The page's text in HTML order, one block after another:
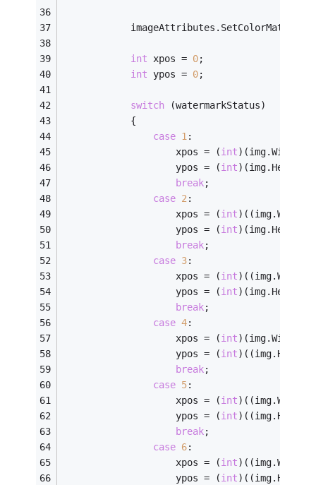
int xpos = 0;
int ypos = 0;
switch (watermarkStatus)
            {
case 1:
                    xpos = (
int)(img.Width
                    ypos = (
int)(img.Height
break;
case 2:
                    xpos = (
int)((img.Width
                    ypos = (
int)(img.Height
break;
case 3:
                    xpos = (
int)((img.Width
                    ypos = (
int)(img.Height
break;
case 4:
                    xpos = (
int)(img.Width
                    ypos = (
int
break;
case 5:
                    xpos = (
int)((img.Width
                    ypos = (
int
break;
case 6:
                    xpos = (
int)((img.Width
                    ypos = (
int